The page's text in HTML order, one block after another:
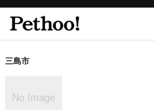
CLINIC
三島市